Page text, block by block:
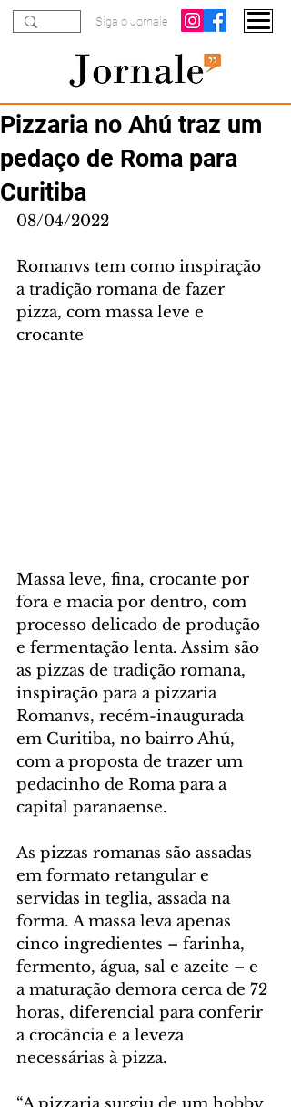
Siga o Jornale
Pizzaria no Ahú traz um
pedaço de Roma para
Curitiba
08/04/2022
Romanvs tem como inspiração
a tradição romana de fazer
pizza, com massa leve e
crocante
Massa leve, fina, crocante por
fora e macia por dentro, com
processo delicado de produção
e fermentação lenta. Assim são
as pizzas de tradição romana,
inspiração para a pizzaria
Romanvs, recém-inaugurada
em Curitiba, no bairro Ahú,
com a proposta de trazer um
pedacinho de Roma para a
capital paranaense.
As pizzas romanas são assadas
em formato retangular e
servidas in teglia, assada na
forma. A massa leva apenas
cinco ingredientes – farinha,
fermento, água, sal e azeite – e
a maturação demora cerca de 72
horas, diferencial para conferir
a crocância e a leveza
necessárias à pizza.